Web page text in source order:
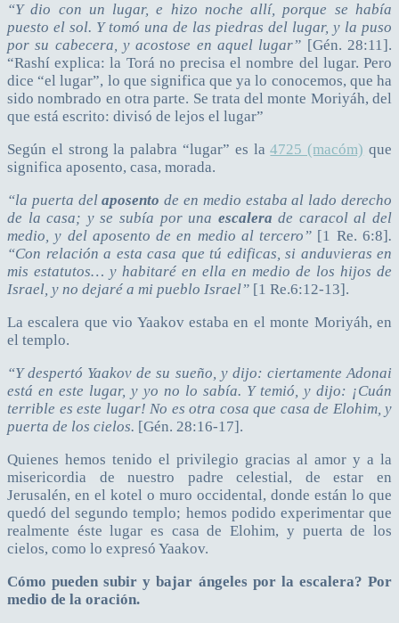
“Y dio con un lugar, e hizo noche allí, porque se había
puesto el sol. Y tomó una de las piedras del lugar, y la puso
por su cabecera, y acostose en aquel lugar” [Gén. 28:11].
“Rashí explica: la Torá no precisa el nombre del lugar. Pero
dice “el lugar”, lo que significa que ya lo conocemos, que ha
sido nombrado en otra parte. Se trata del monte Moriyáh, del
que está escrito: divisó de lejos el lugar”
Según el strong la palabra “lugar” es la4725 (macóm) que
significa aposento, casa, morada.
“la puerta delaposento de en medio estaba al lado derecho
de la casa; y se subía por una escalera de caracol al del
medio, y del aposento de en medio al tercero” [1 Re. 6:8] .
“Con relación a esta casa que tú edificas, si anduvieras en
mis estatutos… y habitaré en ella en medio de los hijos de
Israel, y no dejaré a mi pueblo Israel” [1 Re.6:12-13].
La escalera que vio Yaakov estaba en el monte Moriyáh, en
el templo.
“Y despertó Yaakov de su sueño, y dijo: ciertamente Adonai
está en este lugar, y yo no lo sabía. Y temió, y dijo: ¡Cuán
terrible es este lugar! No es otra cosa que casa de Elohim, y
puerta de los cielos. [Gén. 28:16-17].
Quienes hemos tenido el privilegio gracias al amor y a la
misericordia de nuestro padre celestial, de estar en
Jerusalén, en el kotel o muro occidental, donde están lo que
quedó del segundo templo; hemos podido experimentar que
realmente éste lugar es casa de Elohim, y puerta de los
cielos, como lo expresó Yaakov.
Cómo pueden subir y bajar ángeles por la escalera? Por
medio de la oración.